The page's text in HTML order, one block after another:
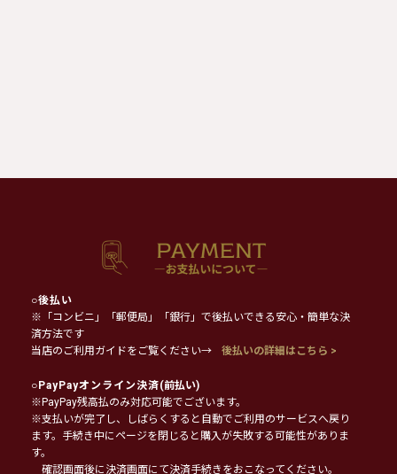
○後払い
※「コンビニ」「郵便局」「銀行」で後払いできる安心・簡単な決
済方法です
当店のご利用ガイドをご覧ください→
後払いの詳細はこちら >
○PayPayオンライン決済(前払い)
※PayPay残高払のみ対応可能でございます。
※支払いが完了し、しばらくすると自動でご利用のサービスへ戻り
ます。手続き中にページを閉じると購入が失敗する可能性がありま
す。
確認画面後に決済画面にて決済手続きをおこなってください。